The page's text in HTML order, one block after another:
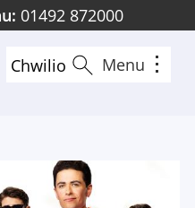
01492 872000
Chwilio Menu